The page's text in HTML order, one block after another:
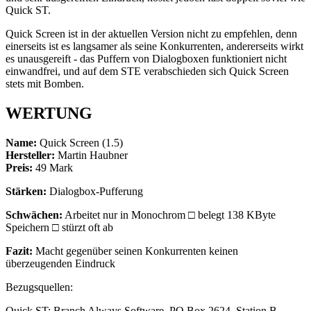
Quick ST.
Quick Screen ist in der aktuellen Version nicht zu empfehlen, denn
einerseits ist es langsamer als seine Konkurrenten, andererseits wirkt
es unausgereift - das Puffern von Dialogboxen funktioniert nicht
einwandfrei, und auf dem STE verabschieden sich Quick Screen
stets mit Bomben.
WERTUNG
Name: Quick Screen (1.5)
Hersteller: Martin Haubner
Preis: 49 Mark
Stärken: Dialogbox-Pufferung
Schwächen: Arbeitet nur in Monochrom □ belegt 138 KByte
Speichern □ stürzt oft ab
Fazit: Macht gegenüber seinen Konkurrenten keinen
überzeugenden Eindruck
Bezugsquellen: